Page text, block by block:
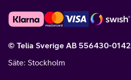
© Telia Sverige AB 556430-0142
Säte: Stockholm